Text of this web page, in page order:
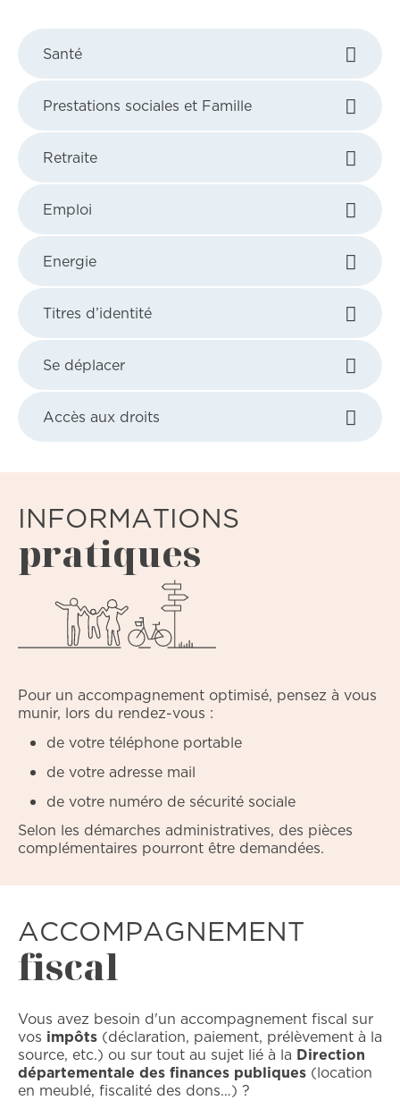
Santé
Prestations sociales et Famille
Retraite
Emploi
Energie
Titres d’identité
Se déplacer
Accès aux droits
INFORMATIONS
pratiques
Pour un accompagnement optimisé, pensez à vous
munir, lors du rendez-vous :
de votre téléphone portable
de votre adresse mail
de votre numéro de sécurité sociale
Selon les démarches administratives, des pièces
complémentaires pourront être demandées.
ACCOMPAGNEMENT
fiscal
Vous avez besoin d'un accompagnement fiscal sur
vos impôts (déclaration, paiement, prélèvement à la
source, etc.) ou sur tout au sujet lié à la Direction
départementale des finances publiques (location
en meublé, fiscalité des dons…) ?